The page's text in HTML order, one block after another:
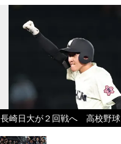
長崎日大が２回戦へ 高校野球